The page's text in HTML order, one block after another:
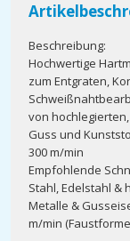
Beschreibung:
Hochwertige
zum Entgraten,
von
Guss und
300 m/min
Empfohlende
Stahl, Edelstahl &
Metalle &
m/min